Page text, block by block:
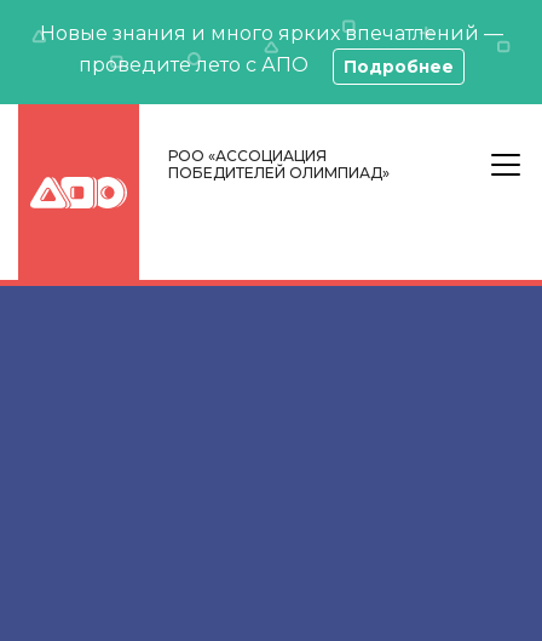
Новые знания и много ярких впечатлений —
проведите лето с АПО
Подробнее
РОО «АССОЦИАЦИЯ
ПОБЕДИТЕЛЕЙ ОЛИМПИАД»